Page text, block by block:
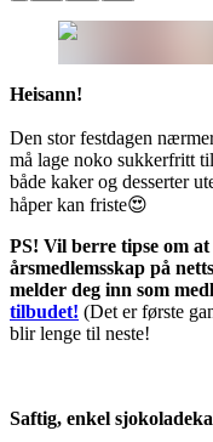
Heisann!
Den stor festdagen
må lage noko sukkerfritt
både kaker og desserter
håper kan friste😍
PS! Vil berre tipse om
årsmedlemsskap på
melder deg inn som
tilbudet! (Det er første
blir lenge til neste!
Saftig, enkel